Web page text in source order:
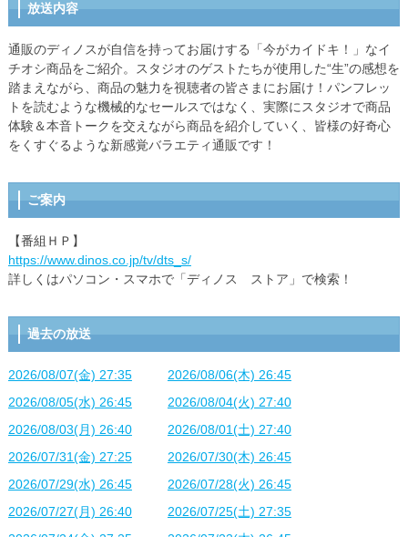
放送内容
通販のディノスが自信を持ってお届けする「今がカイドキ！」なイ
チオシ商品をご紹介。スタジオのゲストたちが使用した“生”の感想を
踏まえながら、商品の魅力を視聴者の皆さまにお届け！パンフレッ
トを読むような機械的なセールスではなく、実際にスタジオで商品
体験＆本音トークを交えながら商品を紹介していく、皆様の好奇心
をくすぐるような新感覚バラエティ通販です！
ご案内
【番組ＨＰ】
https://www.dinos.co.jp/tv/dts_s/
詳しくはパソコン・スマホで「ディノス ストア」で検索！
過去の放送
2026/08/07(金) 27:35
2026/08/06(木) 26:45
2026/08/05(水) 26:45
2026/08/04(火) 27:40
2026/08/03(月) 26:40
2026/08/01(土) 27:40
2026/07/31(金) 27:25
2026/07/30(木) 26:45
2026/07/29(水) 26:45
2026/07/28(火) 26:45
2026/07/27(月) 26:40
2026/07/25(土) 27:35